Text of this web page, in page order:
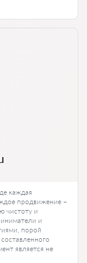
каждая
продвижение –
чистоту и
и
порой
является не